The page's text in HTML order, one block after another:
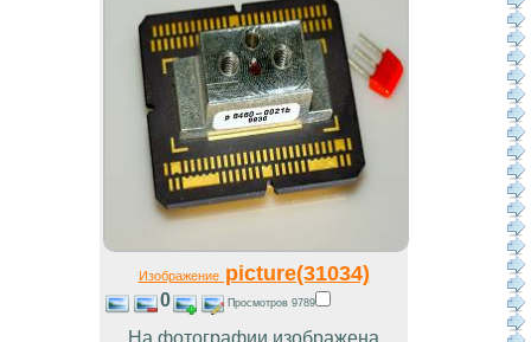
Изображениеpicture(31034)
0 Просмотров 9789
На фотографии изображена